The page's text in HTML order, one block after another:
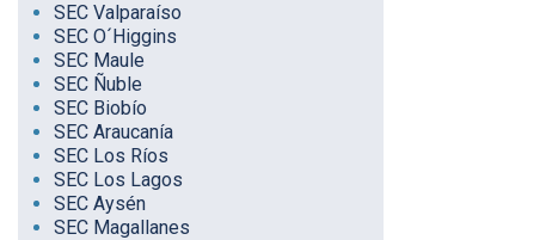
SEC Valparaíso
SEC O´Higgins
SEC Maule
SEC Ñuble
SEC Biobío
SEC Araucanía
SEC Los Ríos
SEC Los Lagos
SEC Aysén
SEC Magallanes